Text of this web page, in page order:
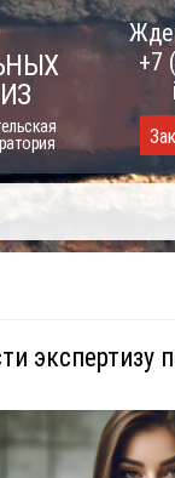
+7
экспертизу